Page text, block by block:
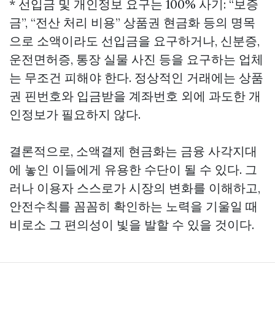
* 선입금 및 개인정보 요구는 100% 사기: “보증
금”, “전산 처리 비용” 상품권 현금화 등의 명목
으로 소액이라도 선입금을 요구하거나, 신분증,
운전면허증, 통장 실물 사진 등을 요구하는 업체
는 무조건 피해야 한다. 정상적인 거래에는 상품
권 핀번호와 입금받을 계좌번호 외에 과도한 개
인정보가 필요하지 않다.
결론적으로, 소액결제 현금화는 금융 사각지대
에 놓인 이들에게 유용한 수단이 될 수 있다. 그
러나 이용자 스스로가 시장의 변화를 이해하고,
안전수칙를 꼼꼼히 확인하는 노력을 기울일 때
비로소 그 편의성이 빛을 발할 수 있을 것이다.